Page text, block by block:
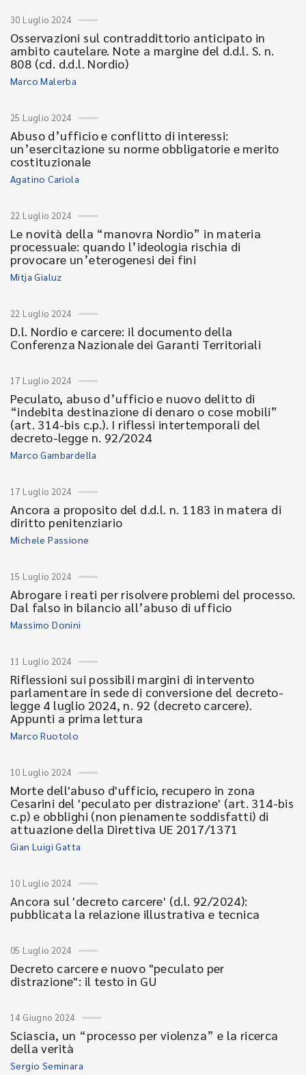
30 Luglio 2024
Osservazioni sul contraddittorio anticipato in
ambito cautelare. Note a margine del d.d.l. S. n.
808 (cd. d.d.l. Nordio)
Marco Malerba
25 Luglio 2024
Abuso d’ufficio e conflitto di interessi:
un’esercitazione su norme obbligatorie e merito
costituzionale
Agatino Cariola
22 Luglio 2024
Le novità della “manovra Nordio” in materia
processuale: quando l’ideologia rischia di
provocare un’eterogenesi dei fini
Mitja Gialuz
22 Luglio 2024
D.l. Nordio e carcere: il documento della
Conferenza Nazionale dei Garanti Territoriali
17 Luglio 2024
Peculato, abuso d’ufficio e nuovo delitto di
“indebita destinazione di denaro o cose mobili”
(art. 314-bis c.p.). I riflessi intertemporali del
decreto-legge n. 92/2024
Marco Gambardella
17 Luglio 2024
Ancora a proposito del d.d.l. n. 1183 in matera di
diritto penitenziario
Michele Passione
15 Luglio 2024
Abrogare i reati per risolvere problemi del processo.
Dal falso in bilancio all’abuso di ufficio
Massimo Donini
11 Luglio 2024
Riflessioni sui possibili margini di intervento
parlamentare in sede di conversione del decreto-
legge 4 luglio 2024, n. 92 (decreto carcere).
Appunti a prima lettura
Marco Ruotolo
10 Luglio 2024
Morte dell'abuso d'ufficio, recupero in zona
Cesarini del 'peculato per distrazione' (art. 314-bis
c.p) e obblighi (non pienamente soddisfatti) di
attuazione della Direttiva UE 2017/1371
Gian Luigi Gatta
10 Luglio 2024
Ancora sul 'decreto carcere' (d.l. 92/2024):
pubblicata la relazione illustrativa e tecnica
05 Luglio 2024
Decreto carcere e nuovo "peculato per
distrazione": il testo in GU
14 Giugno 2024
Sciascia, un “processo per violenza” e la ricerca
della verità
Sergio Seminara